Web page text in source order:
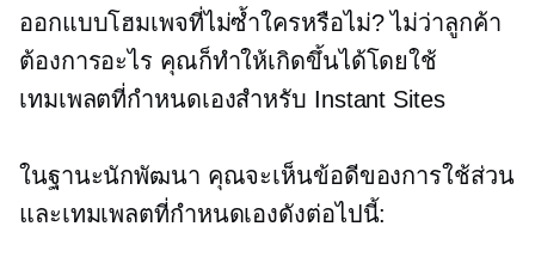
ออกแบบโฮมเพจที่ไม่ซ้ำใครหรือไม่? ไม่ว่าลูกค้า
ต้องการอะไร คุณก็ทำให้เกิดขึ้นได้โดยใช้
เทมเพลตที่กำหนดเองสำหรับ Instant Sites
ในฐานะนักพัฒนา คุณจะเห็นข้อดีของการใช้ส่วน
และเทมเพลตที่กำหนดเองดังต่อไปนี้: